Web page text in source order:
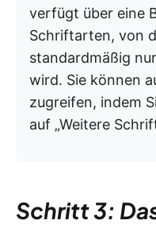
verfügt über eine
Schriftarten, von
standardmäßig
wird. Sie können
zugreifen, indem
auf „Weitere
Schritt 3: